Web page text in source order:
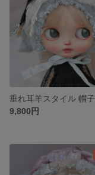
9,800円